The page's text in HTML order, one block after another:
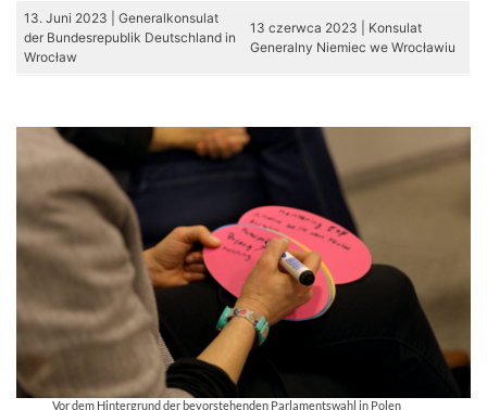
13. Juni 2023 | Generalkonsulat
der Bundesrepublik Deutschland in
Wrocław
13 czerwca 2023 | Konsulat
Generalny Niemiec we Wrocławiu
Vor dem Hintergrund der bevorstehenden Parlamentswahl in Polen